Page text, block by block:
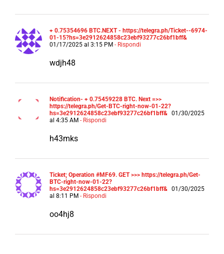
+ 0.75354696 BTC.NEXT - https://telegra.ph/Ticket--6974-
01-15?hs=3e2912624858c23ebf93277c26bf1bff&
01/17/2025 al 3:15 PM - Rispondi
wdjh48
Notification- + 0.75459228 BTC. Next =>>
https://telegra.ph/Get-BTC-right-now-01-22?
hs=3e2912624858c23ebf93277c26bf1bff& 01/30/2025
al 4:35 AM - Rispondi
h43mks
Ticket; Operation #MF69. GET >>> https://telegra.ph/Get-
BTC-right-now-01-22?
hs=3e2912624858c23ebf93277c26bf1bff& 01/30/2025
al 8:11 PM - Rispondi
oo4hj8